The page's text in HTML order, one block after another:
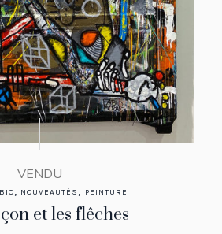
VENDU
, NOUVEAUTÉS , PEINTURE
et les flêches